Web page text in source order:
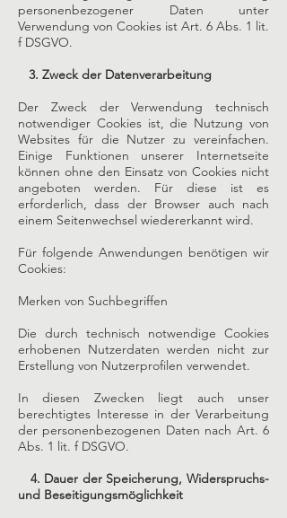
personenbezogener Daten unter
Verwendung von Cookies ist Art. 6 Abs. 1 lit.
f DSGVO.
3. Zweck der Datenverarbeitung
Der Zweck der Verwendung technisch
notwendiger Cookies ist, die Nutzung von
Websites für die Nutzer zu vereinfachen.
Einige Funktionen unserer Internetseite
können ohne den Einsatz von Cookies nicht
angeboten werden. Für diese ist es
erforderlich, dass der Browser auch nach
einem Seitenwechsel wiedererkannt wird.
Für folgende Anwendungen benötigen wir
Cookies:
Merken von Suchbegriffen
Die durch technisch notwendige Cookies
erhobenen Nutzerdaten werden nicht zur
Erstellung von Nutzerprofilen verwendet.
In diesen Zwecken liegt auch unser
berechtigtes Interesse in der Verarbeitung
der personenbezogenen Daten nach Art. 6
Abs. 1 lit. f DSGVO.
4. Dauer der Speicherung, Widerspruchs-
und Beseitigungsmöglichkeit